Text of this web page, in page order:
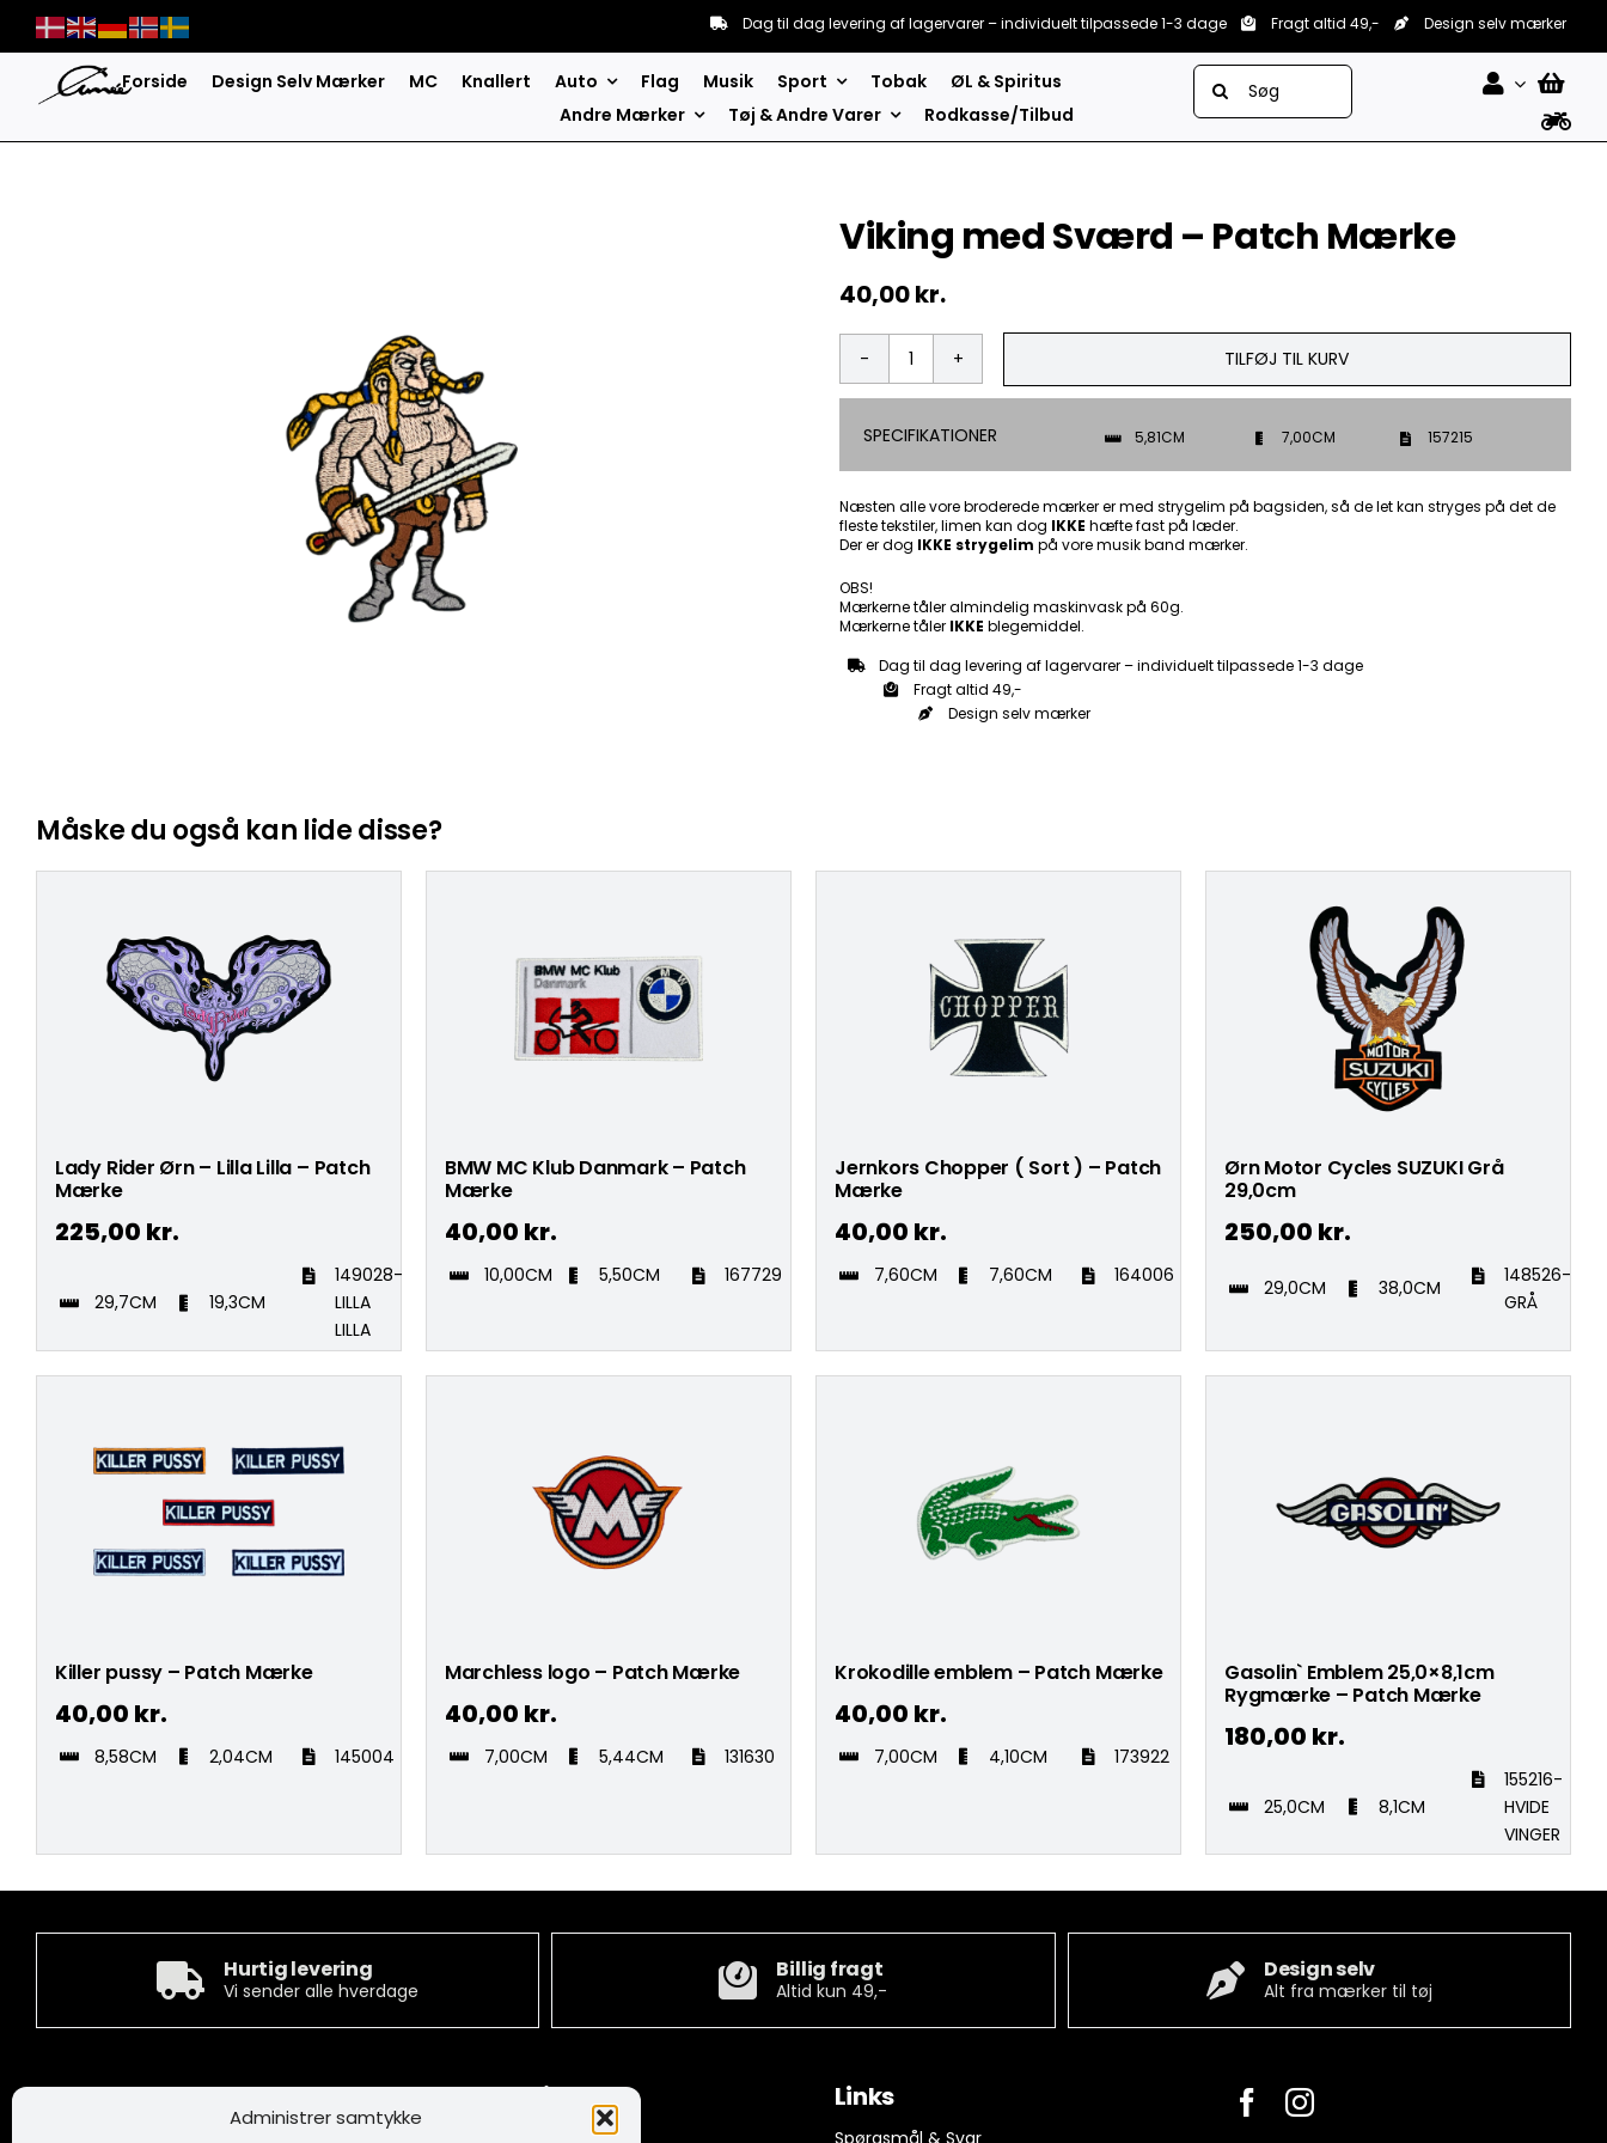
Administrer samtykke
content
Dag til dag levering af lagervarer – individuelt tilpassede 1-3 dage Fragt altid 49,- Design selv mærker
Forside Design Selv Mærker MC Knallert Auto Flag Musik Sport Tobak
ØL & Spiritus
Andre Mærker
Tøj & Andre Varer Rodkasse/Tilbud
Søg
efter:
Viking med Sværd – Patch Mærke
40,00kr.
Viking
med
-
antal
TILFØJ TIL KURV
SPECIFIKATIONER 5,81CM 7,00CM 157215
Næsten alle vore broderede mærker er med strygelim på bagsiden, så de let kan stryges på det de
fleste tekstiler, limen kan dog IKKE hæfte fast på læder.
Der er dog IKKE strygelim på vore musik band mærker.
OBS!
Mærkerne tåler almindelig maskinvask på 60g.
Mærkerne tåler IKKE blegemiddel.
Dag til dag levering af lagervarer – individuelt tilpassede 1-3 dage
Fragt altid 49,-
Design selv mærker
Måske du også kan lide disse?
Lady Rider Ørn – Lilla Lilla – Patch
Mærke
225,00 kr.
29,7CM 19,3CM
149028-
LILLA
LILLA
BMW MC Klub Danmark – Patch
Mærke
40,00 kr.
10,00CM 5,50CM 167729
Jernkors Chopper ( Sort ) – Patch
Mærke
40,00 kr.
7,60CM 7,60CM 164006
Ørn Motor Cycles SUZUKI Grå
29,0cm
250,00 kr.
29,0CM 38,0CM
148526-
GRÅ
Killer pussy – Patch Mærke
40,00 kr.
8,58CM 2,04CM 145004
Marchless logo – Patch Mærke
40,00 kr.
7,00CM 5,44CM 131630
Krokodille emblem – Patch Mærke
40,00 kr.
7,00CM 4,10CM 173922
Gasolin` Emblem 25,0×8,1cm
Rygmærke – Patch Mærke
180,00 kr.
25,0CM 8,1CM
155216-
HVIDE
VINGER
Hurtig levering
Vi sender alle hverdage
Billig fragt
Altid kun 49,-
Design selv
Alt fra mærker til tøj
Kontakt Information Links